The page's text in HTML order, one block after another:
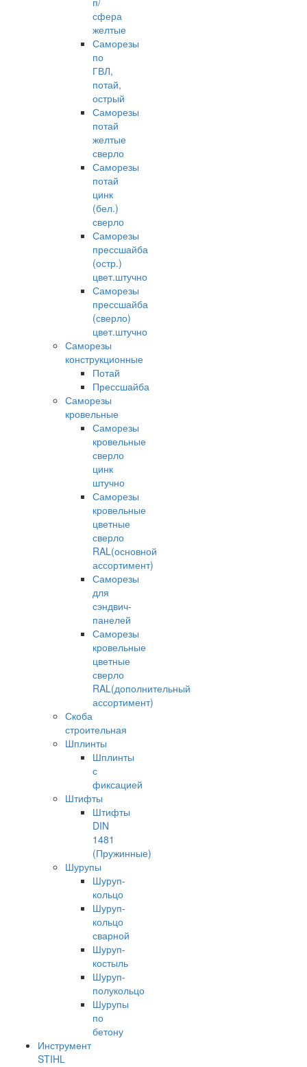
сфера
желтые
Саморезы
по
ГВЛ,
потай,
острый
Саморезы
потай
желтые
сверло
Саморезы
потай
цинк
(бел.)
сверло
Саморезы
прессшайба
(остр.)
цвет.штучно
Саморезы
прессшайба
(сверло)
цвет.штучно
Саморезы
конструкционные
Потай
Прессшайба
Саморезы
кровельные
Саморезы
кровельные
сверло
цинк
штучно
Саморезы
кровельные
цветные
сверло
RAL(основной
ассортимент)
Саморезы
для
сэндвич-
панелей
Саморезы
кровельные
цветные
сверло
RAL(дополнительный
ассортимент)
Скоба
строительная
Шплинты
Шплинты
с
фиксацией
Штифты
Штифты
DIN
1481
(Пружинные)
Шурупы
Шуруп-
кольцо
Шуруп-
кольцо
сварной
Шуруп-
костыль
Шуруп-
полукольцо
Шурупы
по
бетону
Инструмент
STIHL